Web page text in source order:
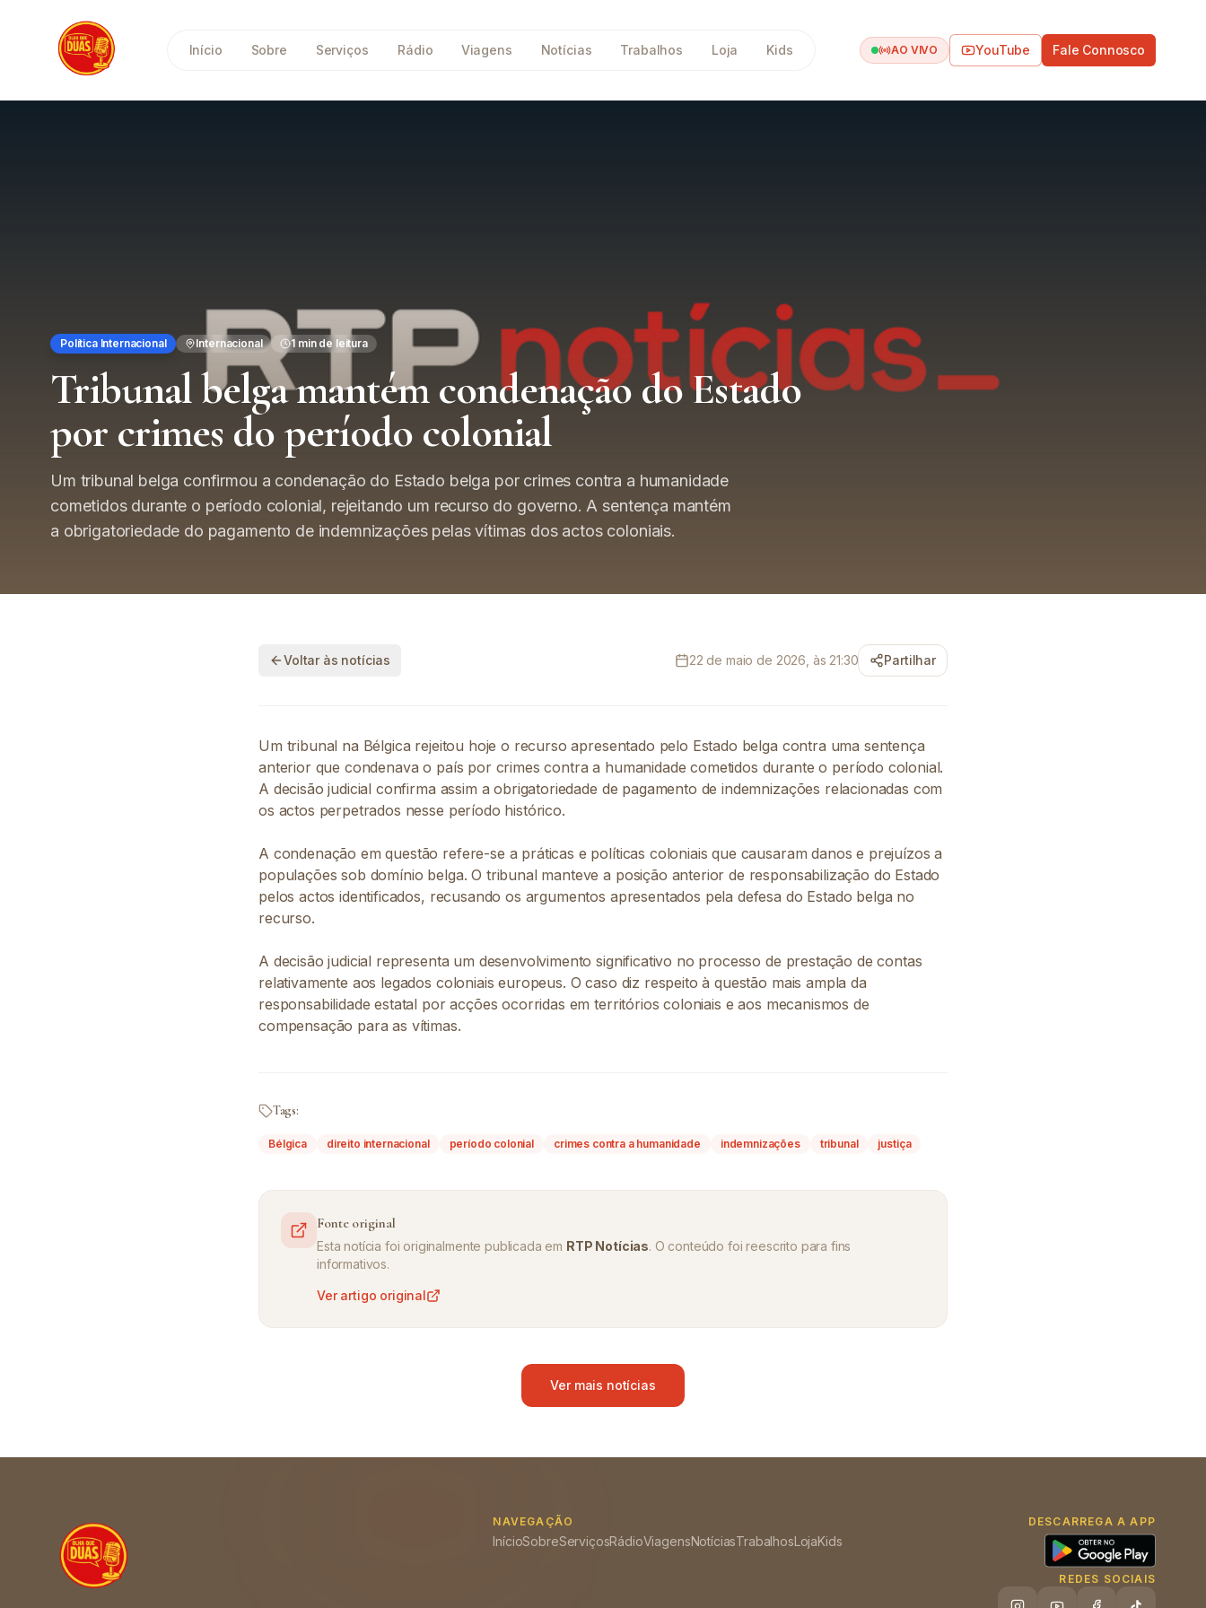
Início Sobre Serviços Rádio Viagens Notícias Trabalhos Loja Kids AO VIVO YouTube Fale Connosco
Política Internacional Internacional 1 min de leitura
Tribunal belga mantém condenação do Estado
por crimes do período colonial
Um tribunal belga confirmou a condenação do Estado belga por crimes contra a humanidade
cometidos durante o período colonial, rejeitando um recurso do governo. A sentença mantém
a obrigatoriedade do pagamento de indemnizações pelas vítimas dos actos coloniais.
Voltar às notícias 22 de maio de 2026, às 21:30 Partilhar
Um tribunal na Bélgica rejeitou hoje o recurso apresentado pelo Estado belga contra uma sentença
anterior que condenava o país por crimes contra a humanidade cometidos durante o período colonial.
A decisão judicial confirma assim a obrigatoriedade de pagamento de indemnizações relacionadas com
os actos perpetrados nesse período histórico.
A condenação em questão refere-se a práticas e políticas coloniais que causaram danos e prejuízos a
populações sob domínio belga. O tribunal manteve a posição anterior de responsabilização do Estado
pelos actos identificados, recusando os argumentos apresentados pela defesa do Estado belga no
recurso.
A decisão judicial representa um desenvolvimento significativo no processo de prestação de contas
relativamente aos legados coloniais europeus. O caso diz respeito à questão mais ampla da
responsabilidade estatal por acções ocorridas em territórios coloniais e aos mecanismos de
compensação para as vítimas.
Tags:
Bélgica direito internacional período colonial crimes contra a humanidade indemnizações tribunal justiça
Fonte original
Esta notícia foi originalmente publicada em RTP Notícias. O conteúdo foi reescrito para fins
informativos.
Ver artigo original
Ver mais notícias
NAVEGAÇÃO
InícioSobreServiçosRádioViagensNotíciasTrabalhosLojaKids
DESCARREGA A APP
REDES SOCIAIS